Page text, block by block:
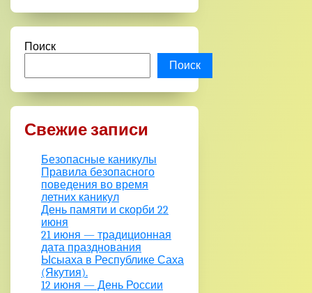
Поиск
Поиск
Свежие записи
Безопасные каникулы
Правила безопасного
поведения во время
летних каникул
День памяти и скорби 22
июня
21 июня — традиционная
дата празднования
Ысыаха в Республике Саха
(Якутия).
12 июня — День России